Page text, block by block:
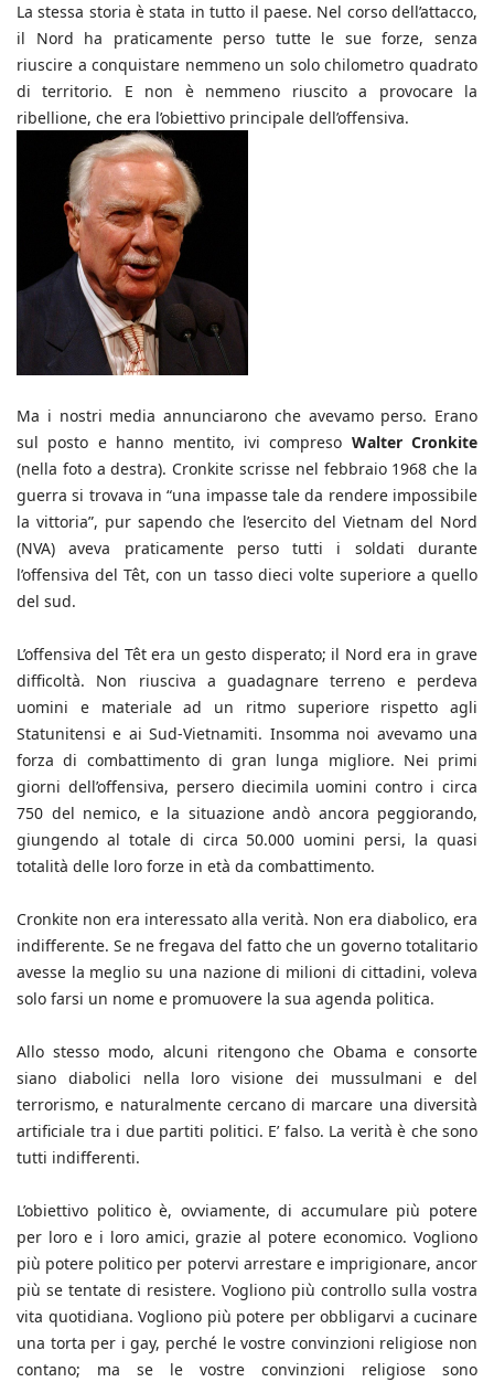
La stessa storia è stata in tutto il paese. Nel corso dell’attacco,
il Nord ha praticamente perso tutte le sue forze, senza
riuscire a conquistare nemmeno un solo chilometro quadrato
di territorio. E non è nemmeno riuscito a provocare la
ribellione, che era l’obiettivo principale dell’offensiva.
Ma i nostri media annunciarono che avevamo perso. Erano
sul posto e hanno mentito, ivi compreso Walter Cronkite
(nella foto a destra). Cronkitescrisse nel febbraio 1968 che la
guerra si trovava in “una impasse tale da rendere impossibile
la vittoria”, pur sapendo che l’esercito del Vietnam del Nord
(NVA) aveva praticamente perso tutti i soldati durante
l’offensiva del Têt, con un tasso dieci volte superiore a quello
del sud.
L’offensiva del Têt era un gesto disperato; il Nord era in grave
difficoltà. Non riusciva a guadagnare terreno e perdeva
uomini e materiale ad un ritmo superiore rispetto agli
Statunitensi e ai Sud-Vietnamiti. Insomma noi avevamo una
forza di combattimento di gran lunga migliore. Nei primi
giorni dell’offensiva, persero diecimila uomini contro i circa
750 del nemico, e la situazione andò ancora peggiorando,
giungendo al totale di circa 50.000 uomini persi, la quasi
totalità delle loro forze in età da combattimento.
Cronkite non era interessato alla verità. Non era diabolico, era
indifferente. Se ne fregava del fatto che un governo totalitario
avesse la meglio su una nazione di milioni di cittadini, voleva
solo farsi un nome e promuovere la sua agenda politica.
Allo stesso modo, alcuni ritengono che Obama e consorte
siano diabolici nella loro visione dei mussulmani e del
terrorismo, e naturalmente cercano di marcare una diversità
artificiale tra i due partiti politici. E’ falso. La verità è che sono
tutti indifferenti.
L’obiettivo politico è, ovviamente, di accumulare più potere
per loro e i loro amici, grazie al potere economico. Vogliono
più potere politico per potervi arrestare e imprigionare, ancor
più se tentate di resistere. Vogliono più controllo sulla vostra
vita quotidiana. Vogliono più potere per obbligarvi a cucinare
una torta per i gay, perché le vostre convinzioni religiose non
contano; ma se le vostre convinzioni religiose sono